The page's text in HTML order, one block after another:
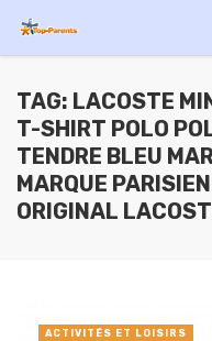
TAG: LACOSTE
T-SHIRT POLO
TENDRE BLEU
MARQUE
ORIGINAL
ACTIVITÉS ET LOISIRS